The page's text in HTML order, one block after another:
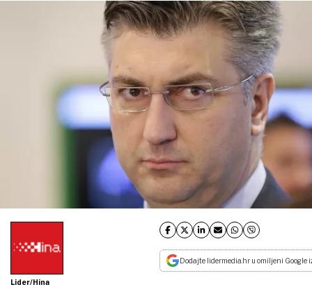
Lider/Hina
Dodajte lidermedia.hr u omiljeni Google